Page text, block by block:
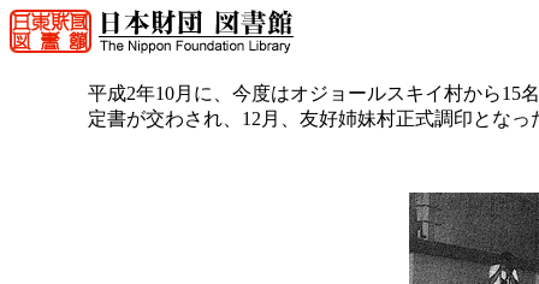
平成2年10月に、今度はオジョールスキイ村から15
定書が交わされ、12月、友好姉妹村正式調印となっ